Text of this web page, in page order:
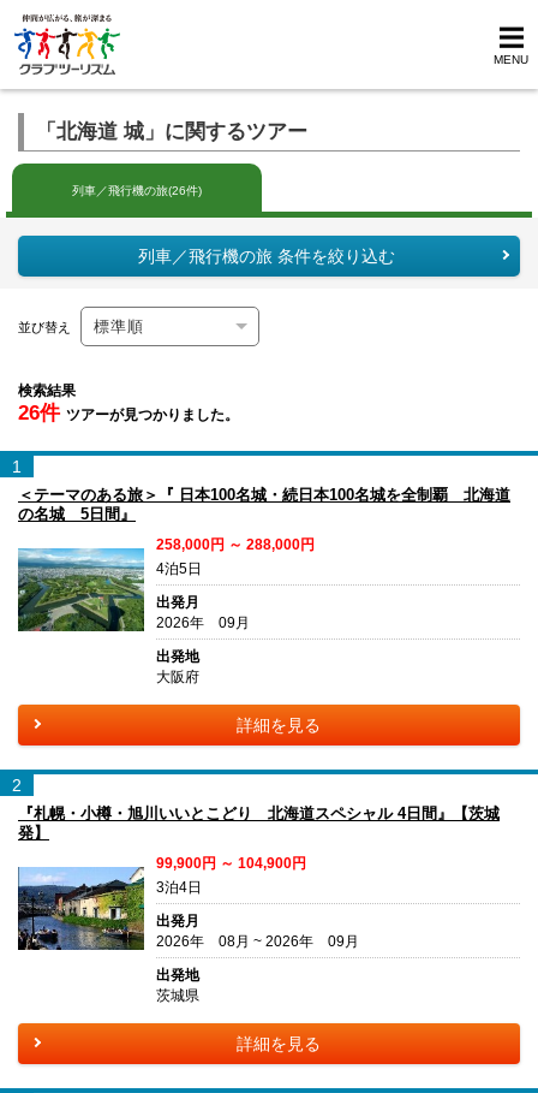
MENU
「北海道 城」に関するツアー
列車／飛行機の旅(26件)
列車／飛行機の旅 条件を絞り込む
並び替え
検索結果
26件 ツアーが見つかりました。
1
＜テーマのある旅＞『 日本100名城・続日本100名城を全制覇 北海道
の名城 5日間』
258,000円 ～ 288,000円
4泊5日
出発月
2026年 09月
出発地
大阪府
詳細を見る
2
『札幌・小樽・旭川いいとこどり 北海道スペシャル 4日間』【茨城
発】
99,900円 ～ 104,900円
3泊4日
出発月
2026年 08月 ~ 2026年 09月
出発地
茨城県
詳細を見る